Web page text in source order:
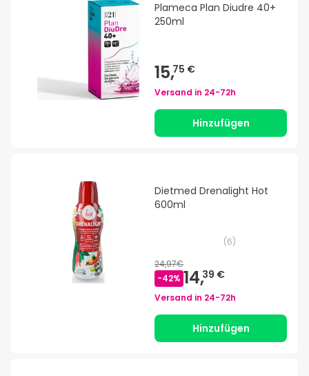
Plameca Plan Diudre 40+
250ml
15,75 €
Versand in 24-72h
Hinzufügen
Dietmed Drenalight Hot
600ml
(6)
24,97€
-42% 14,39 €
Versand in 24-72h
Hinzufügen